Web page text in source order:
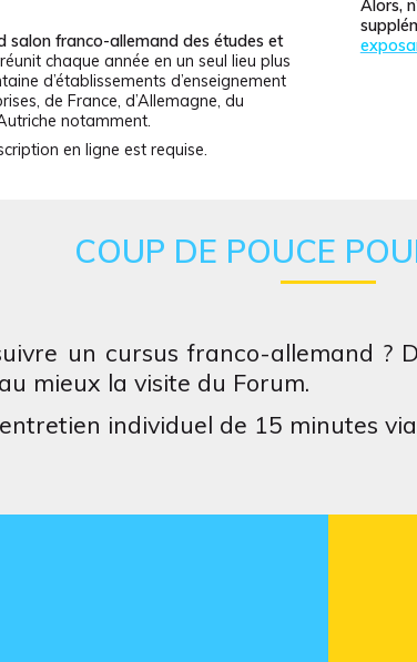
salon franco-allemand des études et
réunit chaque année en un seul lieu plus
d’établissements d’enseignement
de France, d’Allemagne, du
notamment.
en ligne est requise.
Alors,
COUP DE POUCE
un cursus franco-allemand ?
mieux la visite du Forum.
individuel de 15 minutes via